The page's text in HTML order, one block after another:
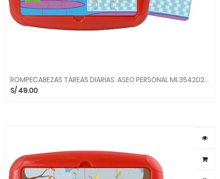
ROMPECABEZAS TAREAS DIARIAS: ASEO PERSONAL ML354202 MINILAND
S/ 49.00